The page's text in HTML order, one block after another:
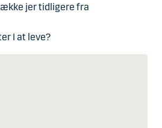
jer tidligere fra
I at leve?